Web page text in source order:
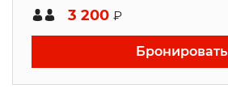
3 200 ₽
Бронировать